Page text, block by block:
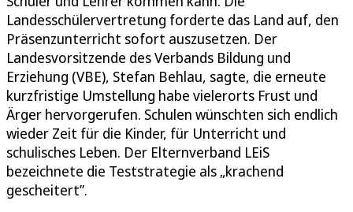
Landesschülervertretung forderte das Land auf, den
Präsenzunterricht sofort auszusetzen. Der
Landesvorsitzende des Verbands Bildung und
Erziehung (VBE), Stefan Behlau, sagte, die erneute
kurzfristige Umstellung habe vielerorts Frust und
Ärger hervorgerufen. Schulen wünschten sich endlich
wieder Zeit für die Kinder, für Unterricht und
schulisches Leben. Der Elternverband LEiS
bezeichnete die Teststrategie als „krachend
gescheitert”.